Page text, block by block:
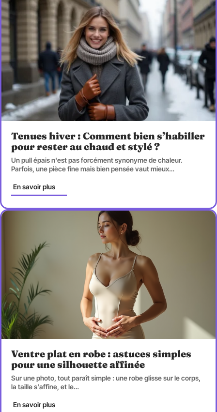
Tenues hiver : Comment bien s’habiller
pour rester au chaud et stylé ?
Un pull épais n'est pas forcément synonyme de chaleur.
Parfois, une pièce fine mais bien pensée vaut mieux…
En savoir plus
Ventre plat en robe : astuces simples
pour une silhouette affinée
Sur une photo, tout paraît simple : une robe glisse sur le corps,
la taille s'affine, et le…
En savoir plus